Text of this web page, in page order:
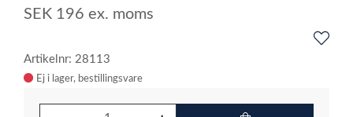
SEK 196 ex. moms
Artikelnr: 28113
Ej i lager